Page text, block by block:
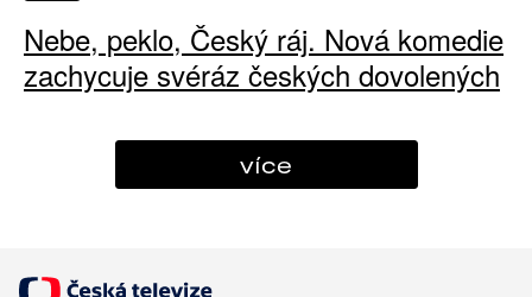
Nebe, peklo, Český ráj. Nová komedie
zachycuje svéráz českých dovolených
více